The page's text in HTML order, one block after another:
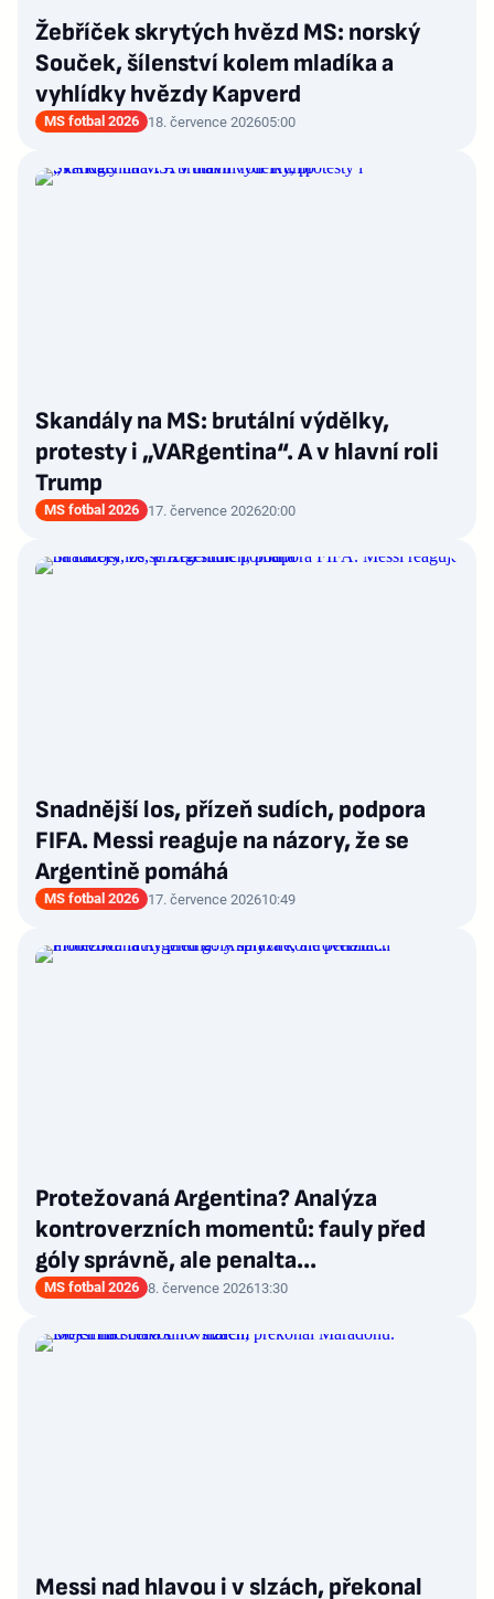
Žebříček skrytých hvězd MS: norský
Souček, šílenství kolem mladíka a
vyhlídky hvězdy Kapverd
MS fotbal 2026 18. července 202605:00
Skandály na MS: brutální výdělky,
protesty i „VARgentina“. A v hlavní roli
Trump
MS fotbal 2026 17. července 202620:00
Snadnější los, přízeň sudích, podpora
FIFA. Messi reaguje na názory, že se
Argentině pomáhá
MS fotbal 2026 17. července 202610:49
Protežovaná Argentina? Analýza
kontroverzních momentů: fauly před
góly správně, ale penalta...
MS fotbal 2026 8. července 202613:30
Messi nad hlavou i v slzách, překonal